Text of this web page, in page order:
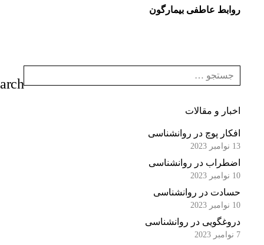
روابط عاطفی بیمارگون
اخبار و مقالات
افکار پوچ در روانشناسی
اضطراب در روانشناسی
حسادت در روانشناسی
دروغگویی در روانشناسی